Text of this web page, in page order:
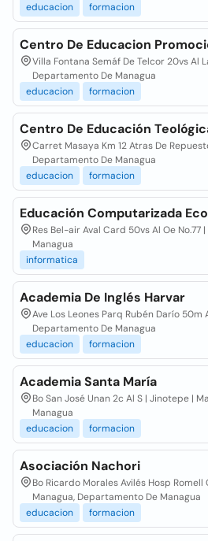
educacion
formacion
Centro De Educacion
Villa Fontana Semáf De Telcor 20vs Al
Departamento De Managua
educacion
formacion
Centro De Educación
Carret Masaya Km 12 Atras De
Departamento De Managua
educacion
formacion
Educación Computarizada Eco
Res Bel-air Aval Card 50vs Al Oe
Managua
informatica
Academia De Inglés Harvar
Ave Los Leones Parq Rubén Darío 50m
Departamento De Managua
educacion
formacion
Academia Santa María
Bo San José Unan 2c Al S | Jinotepe |
Managua
educacion
formacion
Asociación Nachori
Bo Ricardo Morales Avilés Hosp
Managua, Departamento De Managua
educacion
formacion